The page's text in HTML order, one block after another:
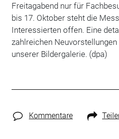
Freitagabend nur für
bis 17. Oktober steht die
Interessierten offen. Eine
zahlreichen Neuvorstellungen
unserer Bildergalerie. (dpa)
Kommentare